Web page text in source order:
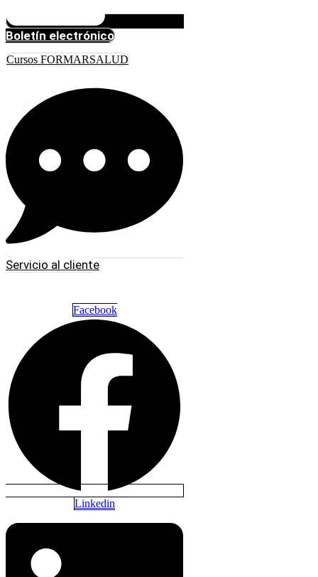
Boletín electrónico
Cursos FORMARSALUD
Servicio al cliente
Facebook
Linkedin